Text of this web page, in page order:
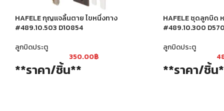
HAFELE กุญแจลิ้นตาย ไขหนึ่งทาง
#489.10.503 D10854
ลูกบิดประตู
350.00฿
**ราคา/ชิ้น**
HAFELE ชุดลูกบิด
#489.10.300
ลูกบิดประตู
**ราคา/ชิ้น